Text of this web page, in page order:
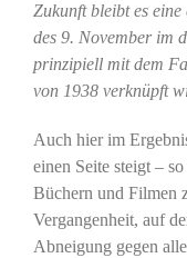
Zukunft bleibt es
des 9. November im
prinzipiell mit dem
von 1938 verknüpft
Auch hier im
einen Seite steigt –
Büchern und Filmen
Vergangenheit, auf
Abneigung gegen